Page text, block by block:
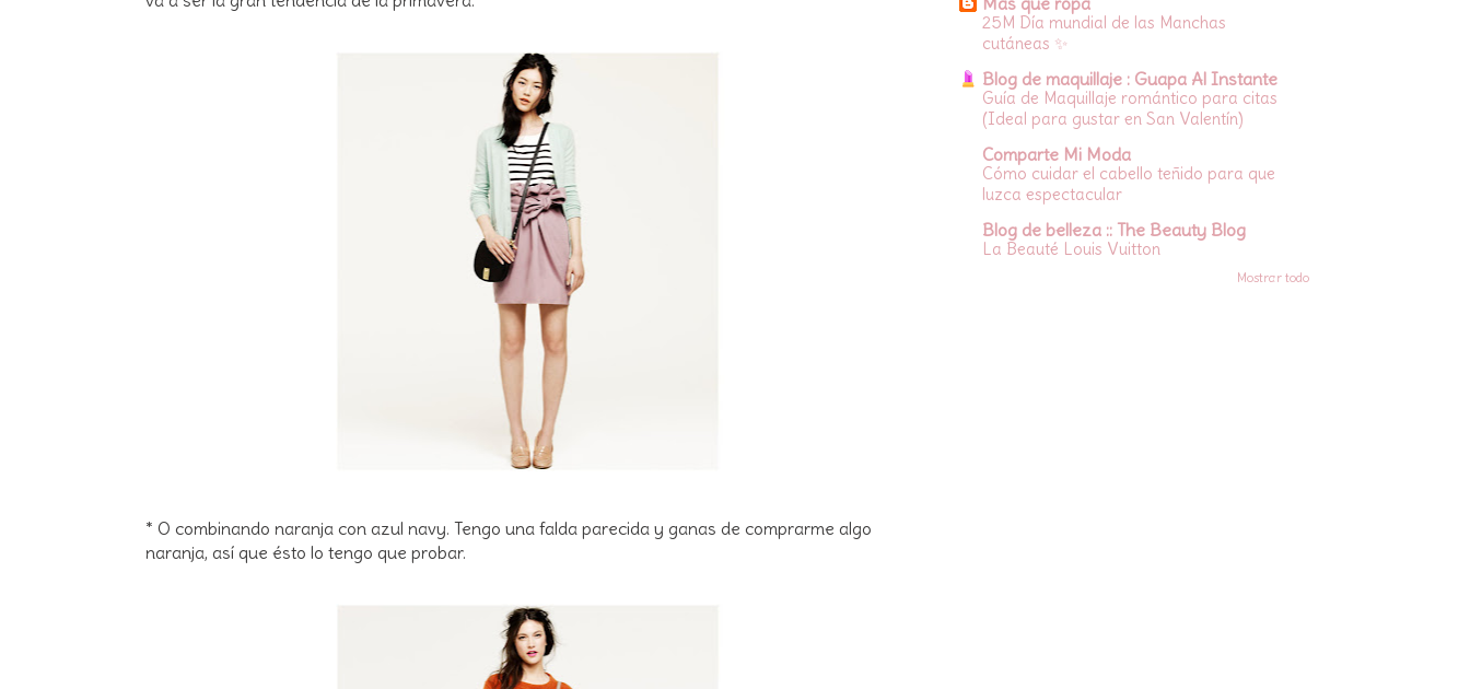
* O combinando naranja con azul navy. Tengo una falda parecida y ganas de comprarme algo
naranja, así que ésto lo tengo que probar.
25M Día mundial de las Manchas
cutáneas ✨
Blog de maquillaje : Guapa Al Instante
Guía de Maquillaje romántico para citas
(Ideal para gustar en San Valentín)
Comparte Mi Moda
Cómo cuidar el cabello teñido para que
luzca espectacular
Blog de belleza :: The Beauty Blog
La Beauté Louis Vuitton
Mostrar todo